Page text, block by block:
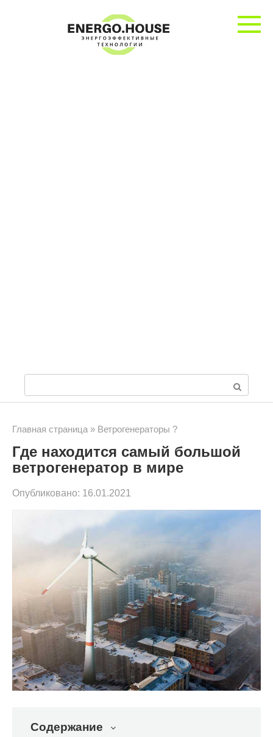
о
и
с
к
Главная страница » Ветрогенераторы ?
Где находится самый большой
ветрогенератор в мире
Опубликовано: 16.01.2021
Содержание